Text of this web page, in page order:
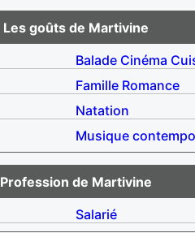
Les goûts de Martivine
Balade Cinéma
Famille Romance
Natation
Musique
Profession de Martivine
Salarié